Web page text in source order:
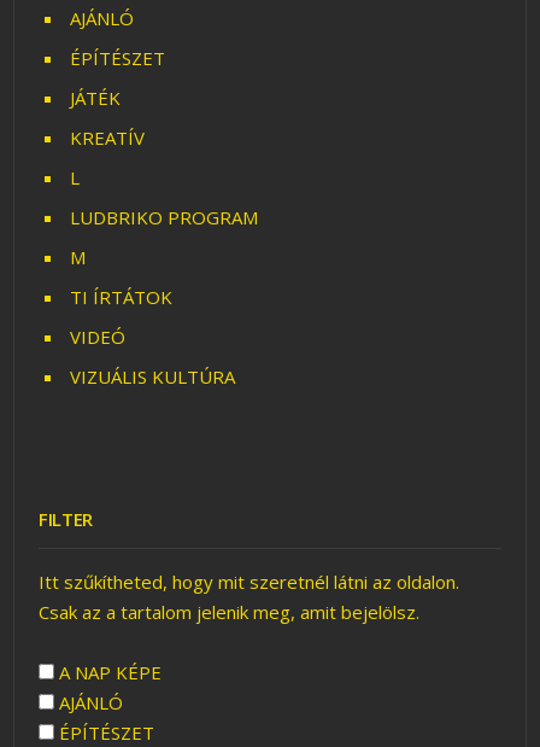
AJÁNLÓ
ÉPÍTÉSZET
JÁTÉK
KREATÍV
L
LUDBRIKO PROGRAM
M
TI ÍRTÁTOK
VIDEÓ
VIZUÁLIS KULTÚRA
FILTER
Itt szűkítheted, hogy mit szeretnél látni az oldalon.
Csak az a tartalom jelenik meg, amit bejelölsz.
A NAP KÉPE
AJÁNLÓ
ÉPÍTÉSZET